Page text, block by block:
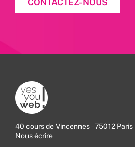
CONTACTEZ-NOUS
40 cours de Vincennes – 75012 Paris
Nous écrire